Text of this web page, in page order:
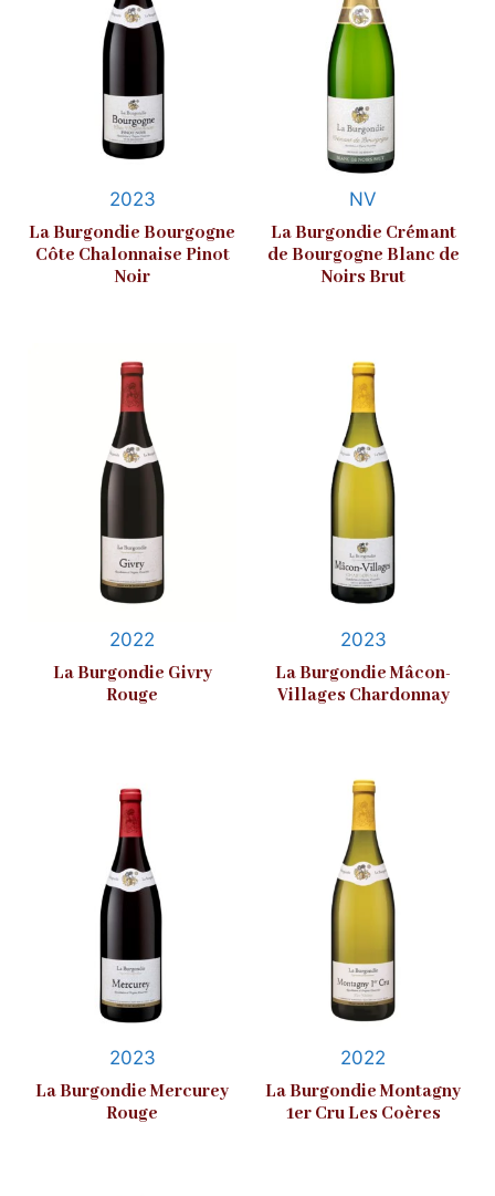
2023
La Burgondie Bourgogne
Côte Chalonnaise Pinot
Noir
NV
La Burgondie Crémant
de Bourgogne Blanc de
Noirs Brut
2022
La Burgondie Givry
Rouge
2023
La Burgondie Mâcon-
Villages Chardonnay
2023
La Burgondie Mercurey
Rouge
2022
La Burgondie Montagny
1er Cru Les Coères